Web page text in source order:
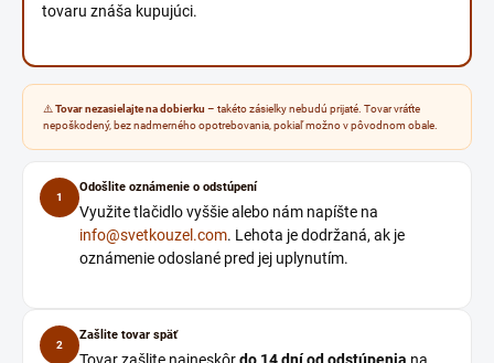
tovaru znáša kupujúci.
⚠️ Tovar nezasielajte na dobierku – takéto zásielky nebudú prijaté. Tovar vráťte
nepoškodený, bez nadmerného opotrebovania, pokiaľ možno v pôvodnom obale.
1
Odošlite oznámenie o odstúpení
Využite tlačidlo vyššie alebo nám napíšte na
info@svetkouzel.com. Lehota je dodržaná, ak je
oznámenie odoslané pred jej uplynutím.
2
Zašlite tovar späť